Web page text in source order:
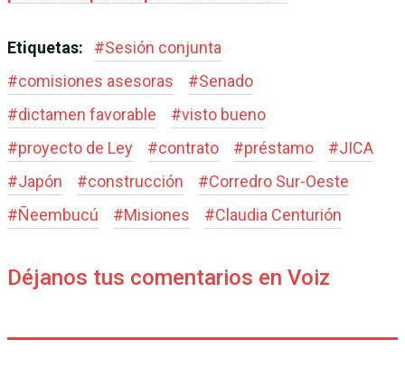
Etiquetas: #Sesión conjunta
#comisiones asesoras #Senado
#dictamen favorable #visto bueno
#proyecto de Ley #contrato #préstamo #JICA
#Japón #construcción #Corredro Sur-Oeste
#Ñeembucú #Misiones #Claudia Centurión
Déjanos tus comentarios en Voiz